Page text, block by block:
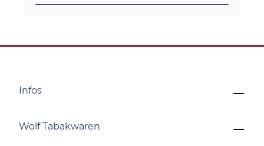
Infos
Wolf Tabakwaren